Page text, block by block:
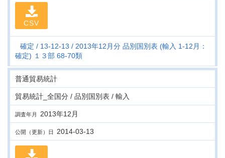
CSV
確定 13-12-13
2013年12月分 品別国別表 (輸入 1-12月：
確定) １３部 68-70類
普通貿易統計
貿易統計_全国分 / 品別国別表 / 輸入
調査年月 2013年12月
公開（更新）日 2014-03-13